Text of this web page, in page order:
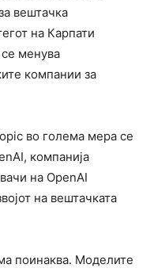
вештачка
на Карпати
менува
компании за
во голема мера се
компанија
на OpenAI
на вештачката
поинаква. Моделите